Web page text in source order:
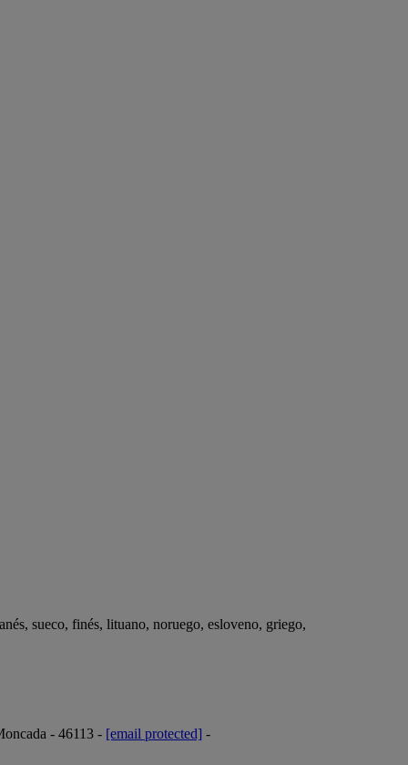
sueco, finés, lituano, noruego, esloveno, griego,
- 46113 - [email protected] -